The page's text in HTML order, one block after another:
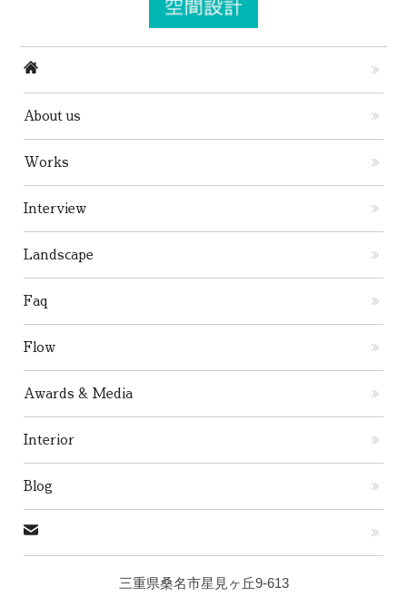
About us
Works
Interview
Landscape
Faq
Flow
Awards & Media
Interior
Blog
三重県桑名市星見ヶ丘9-613